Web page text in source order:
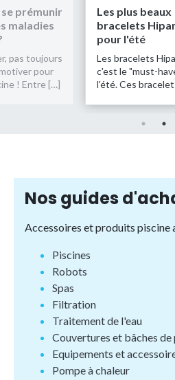
prémunir
maladies
pas toujours
pour
! Entre […]
Les plus beaux
bracelets
pour l'été
Les bracelets
c'est le "must-
l'été. Ces
Nos guides
Accessoires et produits piscine
Piscines
Robots
Spas
Filtration
Traitement de l'eau
Couvertures et bâches de
Equipements et
Pompe à chaleur